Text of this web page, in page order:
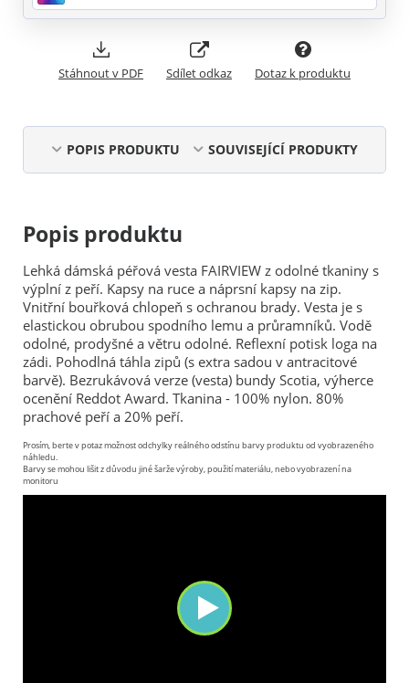
Stáhnout v PDF Sdílet odkaz Dotaz k produktu
POPIS PRODUKTU SOUVISEJÍCÍ PRODUKTY
Popis produktu
Lehká dámská péřová vesta FAIRVIEW z odolné tkaniny s
výplní z peří. Kapsy na ruce a náprsní kapsy na zip.
Vnitřní bouřková chlopeň s ochranou brady. Vesta je s
elastickou obrubou spodního lemu a průramníků. Vodě
odolné, prodyšné a větru odolné. Reflexní potisk loga na
zádi. Pohodlná táhla zipů (s extra sadou v antracitové
barvě). Bezrukávová verze (vesta) bundy Scotia, výherce
ocenění Reddot Award. Tkanina - 100% nylon. 80%
prachové peří a 20% peří.
Prosím, berte v potaz možnost odchylky reálného odstínu barvy produktu od vyobrazeného
náhledu.
Barvy se mohou lišit z důvodu jiné šarže výroby, použití materiálu, nebo vyobrazení na
monitoru
https://vimeo.com/163511989